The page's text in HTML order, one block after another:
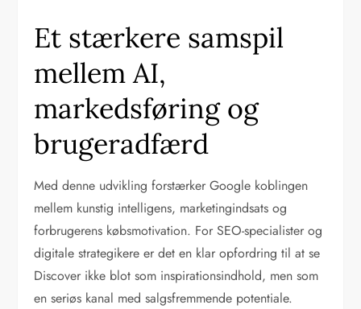
Et stærkere samspil
mellem AI,
markedsføring og
brugeradfærd
Med denne udvikling forstærker Google koblingen
mellem kunstig intelligens, marketingindsats og
forbrugerens købsmotivation. For SEO-specialister og
digitale strategikere er det en klar opfordring til at se
Discover ikke blot som inspirationsindhold, men som
en seriøs kanal med salgsfremmende potentiale.